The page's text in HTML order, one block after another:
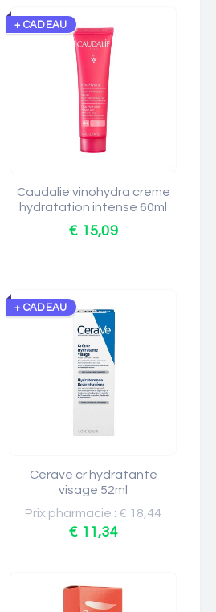
+ CADEAU
Caudalie vinohydra creme
hydratation intense 60ml
€ 15,09
+ CADEAU
Cerave cr hydratante
visage 52ml
Prix pharmacie : € 18,44
€ 11,34